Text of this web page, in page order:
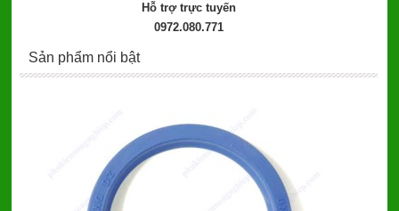
Hỗ trợ trực tuyến
0972.080.771
Sản phẩm nổi bật